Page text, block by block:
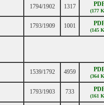
1794/1902 1317
(177
1793/1909 1001
(145
1539/1792 4959
(364
1793/1903 733
(161